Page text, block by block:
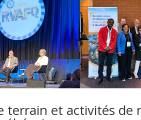
terrain et activités de